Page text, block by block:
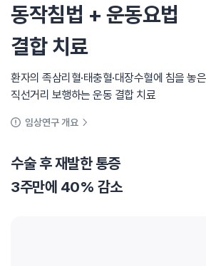
동작침법 + 운동요법
결합 치료
환자의 족삼리혈·태충혈·대장수혈에 침을 놓
직선거리 보행하는 운동 결합 치료
임상연구 개요
수술 후 재발한 통증
3주만에 40% 감소